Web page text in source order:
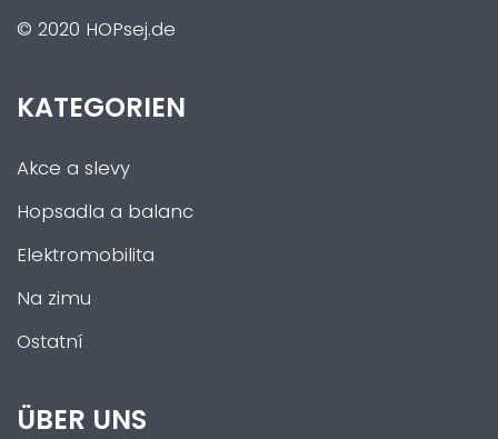
© 2020 HOPsej.de
KATEGORIEN
Akce a slevy
Hopsadla a balanc
Elektromobilita
Na zimu
Ostatní
ÜBER UNS